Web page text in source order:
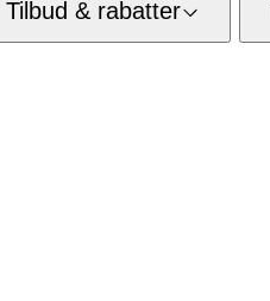
Tilbud & rabatter